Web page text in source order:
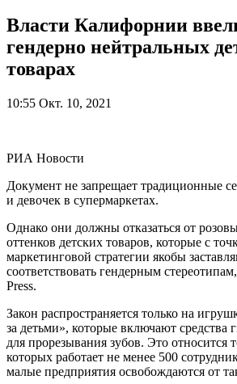
Власти Калифорнии
гендерно нейтральных
товарах
10:55 Окт. 10, 2021
РИА Новости
Документ не запрещает традиционные
и девочек в супермаркетах.
Однако они должны отказаться от
оттенков детских товаров, которые с
маркетинговой стратегии якобы
соответствовать гендерным
Press.
Закон распространяется только на
за детьми», которые включают средства
для прорезывания зубов. Это относится
которых работает не менее 500
малые предприятия освобождаются от